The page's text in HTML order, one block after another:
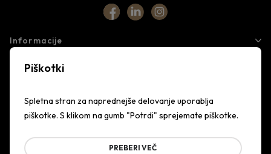
Informacije
Storitve
Podjetje
Piškotki
Spletna stran za naprednejše delovanje uporablja
piškotke. S klikom na gumb "Potrdi" sprejemate piškotke.
PREBERI VEČ